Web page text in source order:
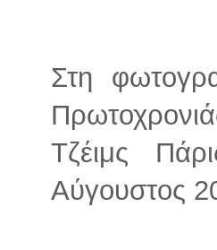
Στη
Τζέιμς
Αύγουστος